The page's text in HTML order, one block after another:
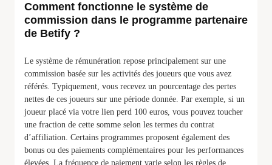
Comment fonctionne le système de
commission dans le programme partenaire
de Betify ?
Le système de rémunération repose principalement sur une
commission basée sur les activités des joueurs que vous avez
référés. Typiquement, vous recevez un pourcentage des pertes
nettes de ces joueurs sur une période donnée. Par exemple, si un
joueur placé via votre lien perd 100 euros, vous pouvez toucher
une fraction de cette somme selon les termes du contrat
d’affiliation. Certains programmes proposent également des
bonus ou des paiements complémentaires pour les performances
élevées. La fréquence de paiement varie selon les règles de